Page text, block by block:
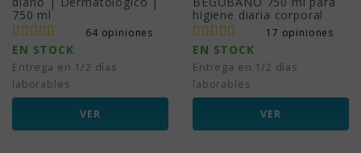
750 ml
64 opiniones
EN STOCK
Entrega en 1/2 días
laborables
VER
higiene diaria corporal
17 opiniones
EN STOCK
Entrega en 1/2 días
laborables
VER